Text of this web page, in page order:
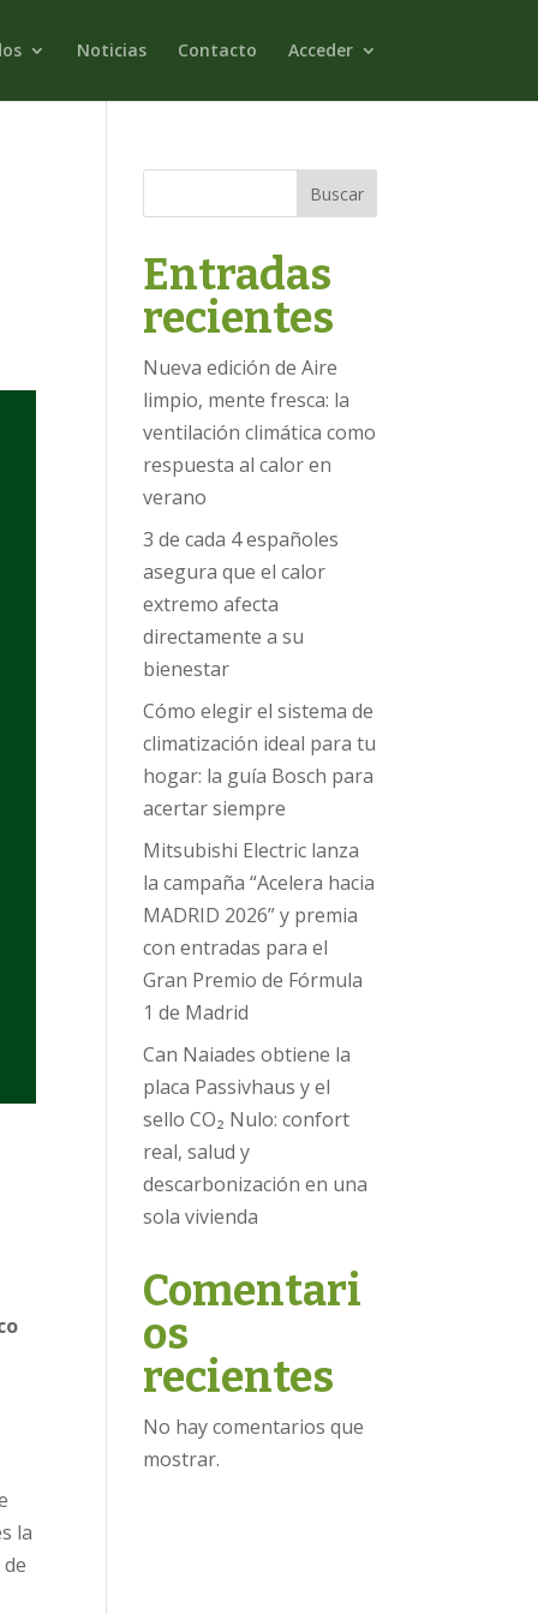
Noticias Contacto Acceder
la
Buscar
Entradas
recientes
Nueva edición de Aire
limpio, mente fresca: la
ventilación climática como
respuesta al calor en
verano
3 de cada 4 españoles
asegura que el calor
extremo afecta
directamente a su
bienestar
Cómo elegir el sistema de
climatización ideal para tu
hogar: la guía Bosch para
acertar siempre
Mitsubishi Electric lanza
la campaña “Acelera hacia
MADRID 2026” y premia
con entradas para el
Gran Premio de Fórmula
1 de Madrid
Can Naiades obtiene la
placa Passivhaus y el
sello CO₂ Nulo: confort
real, salud y
descarbonización en una
sola vivienda
Comentari
os
recientes
No hay comentarios que
mostrar.